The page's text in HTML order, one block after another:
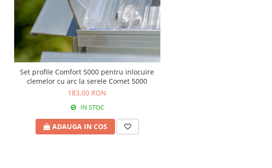
Set profile Comfort 5000 pentru inlocuire
clemelor cu arc la serele Comet 5000
183,00 RON
IN STOC
ADAUGA IN COS